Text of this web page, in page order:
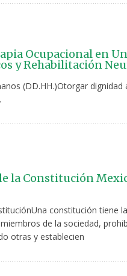
Ocupacional en
y Rehabilitación
(DD.HH.)Otorgar dignidad
la Constitución
constitución tiene
de la sociedad,
otras y establecien